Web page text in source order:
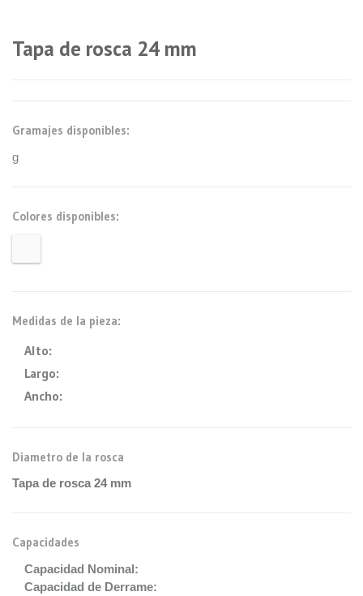
Tapa de rosca 24 mm
Gramajes disponibles:
g
Colores disponibles:
Medidas de la pieza:
Alto:
Largo:
Ancho:
Diametro de la rosca
Tapa de rosca 24 mm
Capacidades
Capacidad Nominal:
Capacidad de Derrame: